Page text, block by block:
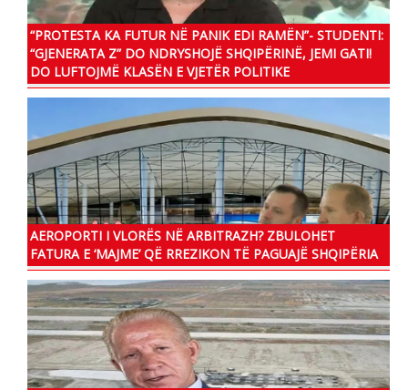
“PROTESTA KA FUTUR NË PANIK EDI RAMËN”- STUDENTI:
“GJENERATA Z” DO NDRYSHOJË SHQIPËRINË, JEMI GATI!
DO LUFTOJMË KLASËN E VJETËR POLITIKE
AEROPORTI I VLORËS NË ARBITRAZH? ZBULOHET
FATURA E ‘MAJME’ QË RREZIKON TË PAGUAJË SHQIPËRIA